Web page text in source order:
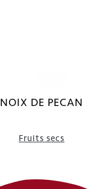
NOIX DE PECAN
Fruits secs